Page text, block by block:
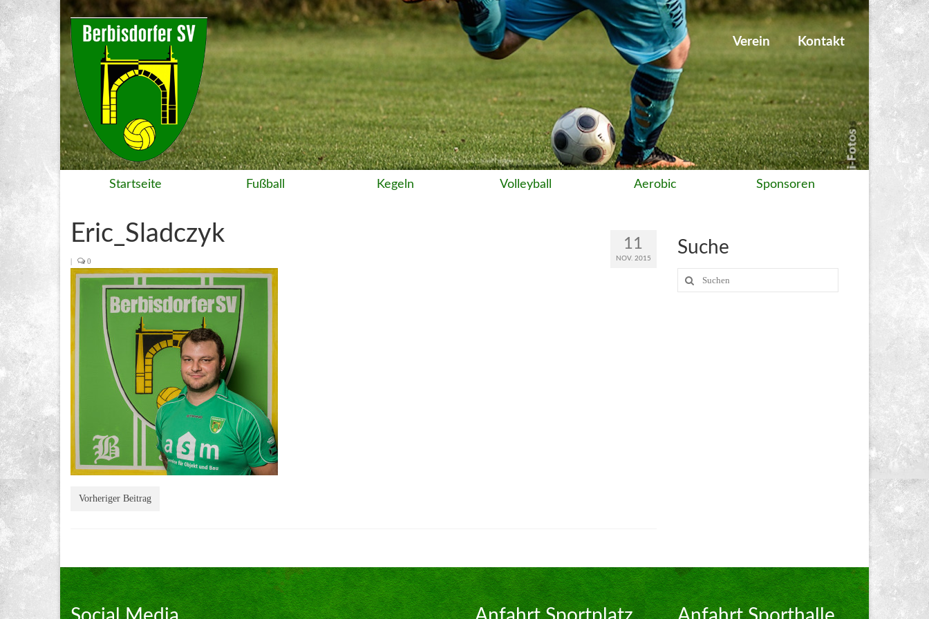
Verein Kontakt
Startseite Fußball Kegeln Volleyball Aerobic Sponsoren
11
NOV. 2015
Eric_Sladczyk
| 0
Vorheriger Beitrag
Suche
Suche
nach: